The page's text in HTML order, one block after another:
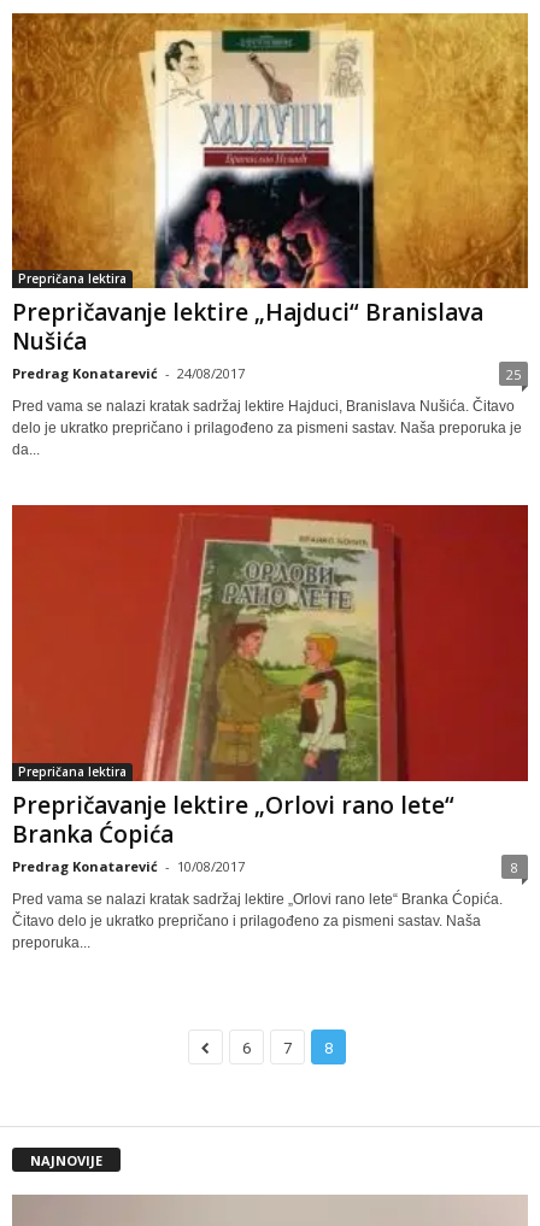
Prepričana lektira
Prepričavanje lektire „Hajduci“ Branislava
Nušića
Predrag Konatarević - 24/08/2017 25
Pred vama se nalazi kratak sadržaj lektire Hajduci, Branislava Nušića. Čitavo
delo je ukratko prepričano i prilagođeno za pismeni sastav. Naša preporuka je
da...
Prepričana lektira
Prepričavanje lektire „Orlovi rano lete“
Branka Ćopića
Predrag Konatarević - 10/08/2017 8
Pred vama se nalazi kratak sadržaj lektire „Orlovi rano lete“ Branka Ćopića.
Čitavo delo je ukratko prepričano i prilagođeno za pismeni sastav. Naša
preporuka...
6 7 8
NAJNOVIJE